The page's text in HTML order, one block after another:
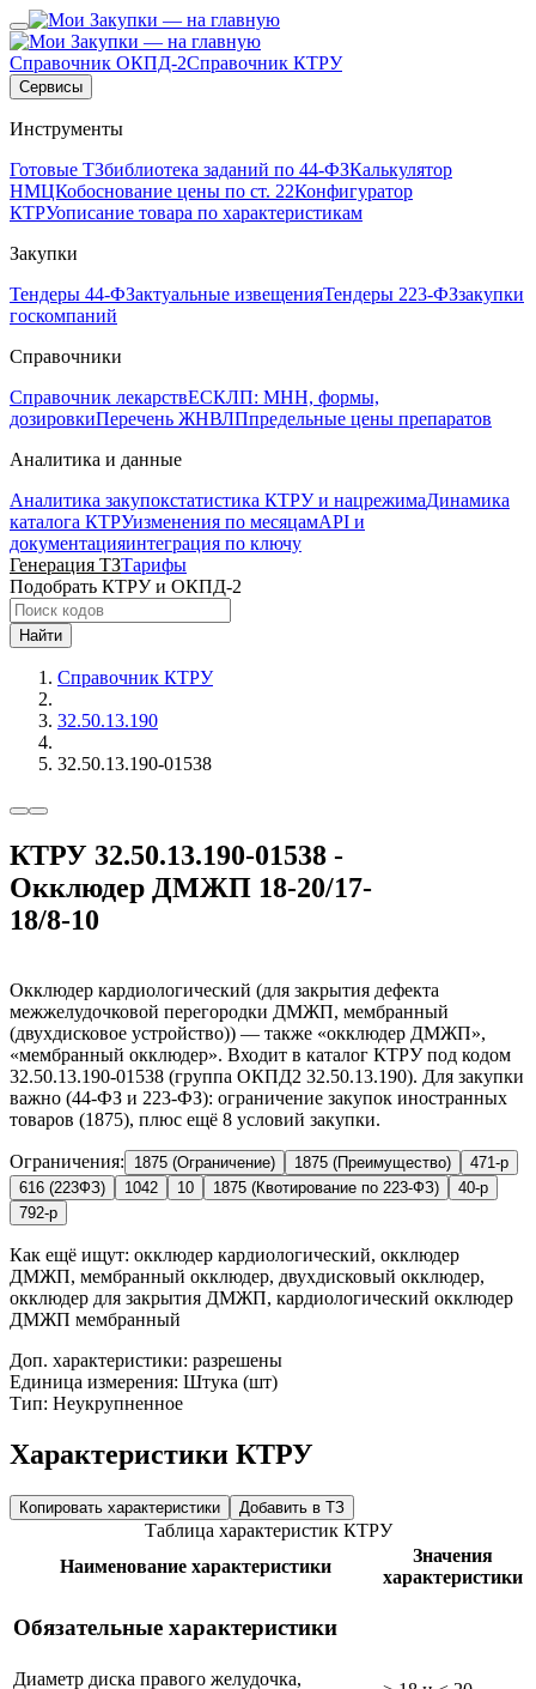
Справочник ОКПД-2Справочник КТРУ
Сервисы
Инструменты
Готовые ТЗбиблиотека заданий по 44-ФЗКалькулятор
НМЦКобоснование цены по ст. 22Конфигуратор
КТРУописание товара по характеристикам
Закупки
Тендеры 44-ФЗактуальные извещенияТендеры 223-ФЗзакупки
госкомпаний
Справочники
Справочник лекарствЕСКЛП: МНН, формы,
дозировкиПеречень ЖНВЛПпредельные цены препаратов
Аналитика и данные
Аналитика закупокстатистика КТРУ и нацрежимаДинамика
каталога КТРУизменения по месяцамAPI и
документацияинтеграция по ключу
Генерация ТЗТарифы
Подобрать КТРУ и ОКПД-2
Найти
Справочник КТРУ
32.50.13.190
32.50.13.190-01538
КТРУ 32.50.13.190-01538 -
Окклюдер ДМЖП 18-20/17-
18/8-10
Окклюдер кардиологический (для закрытия дефекта
межжелудочковой перегородки ДМЖП, мембранный
(двухдисковое устройство)) — также «окклюдер ДМЖП»,
«мембранный окклюдер». Входит в каталог КТРУ под кодом
32.50.13.190-01538 (группа ОКПД2 32.50.13.190). Для закупки
важно (44-ФЗ и 223-ФЗ): ограничение закупок иностранных
товаров (1875), плюс ещё 8 условий закупки.
Ограничения: 1875 (Ограничение) 1875 (Преимущество)
471-р
616 (223ФЗ)
1042 10 1875 (Квотирование по 223-ФЗ)
40-р
792-р
Как ещё ищут: окклюдер кардиологический, окклюдер
ДМЖП, мембранный окклюдер, двухдисковый окклюдер,
окклюдер для закрытия ДМЖП, кардиологический окклюдер
ДМЖП мембранный
Доп. характеристики: разрешены
Единица измерения: Штука (шт)
Тип: Неукрупненное
Характеристики КТРУ
Копировать характеристики Добавить в ТЗ
Таблица характеристик КТРУ
Наименование характеристики
Значения
характеристики
Обязательные характеристики
Диаметр диска правого желудочка,